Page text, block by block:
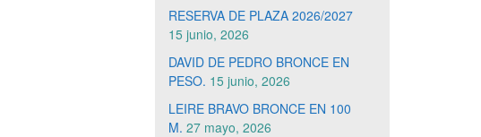
RESERVA DE PLAZA 2026/2027
15 junio, 2026
DAVID DE PEDRO BRONCE EN
PESO. 15 junio, 2026
LEIRE BRAVO BRONCE EN 100
M. 27 mayo, 2026